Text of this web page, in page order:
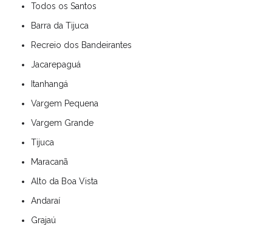
Todos os Santos
Barra da Tijuca
Recreio dos Bandeirantes
Jacarepaguá
Itanhangá
Vargem Pequena
Vargem Grande
Tijuca
Maracanã
Alto da Boa Vista
Andaraí
Grajaú